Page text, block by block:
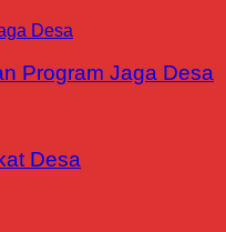
Program Jaga Desa
Desa